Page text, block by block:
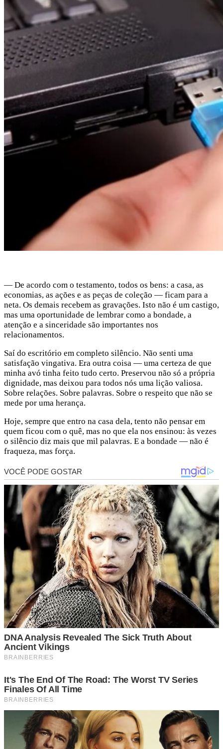
— De acordo com o testamento, todos os bens: a casa, as
economias, as ações e as peças de coleção — ficam para a
neta. Os demais recebem as gravações. Isto não é um castigo,
mas uma oportunidade de lembrar como a bondade, a
atenção e a sinceridade são importantes nos
relacionamentos.
Saí do escritório em completo silêncio. Não senti uma
satisfação vingativa. Era outra coisa — uma certeza de que
minha avó tinha feito tudo certo. Preservou não só a própria
dignidade, mas deixou para todos nós uma lição valiosa.
Sobre relações. Sobre palavras. Sobre o respeito que não se
mede por uma herança.
Hoje, sempre que entro na casa dela, tento não pensar em
quem ficou com o quê, mas no que ela nos ensinou: às vezes
o silêncio diz mais que mil palavras. E a bondade — não é
fraqueza, mas força.